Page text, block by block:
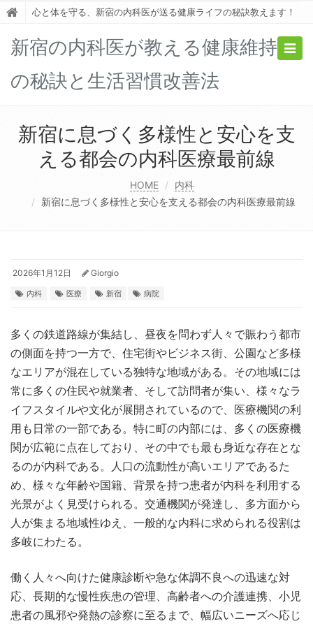
心と体を守る、新宿の内科医が送る健康ライフの秘訣教えます！
新宿の内科医が教える健康維持
の秘訣と生活習慣改善法
新宿に息づく多様性と安心を支
える都会の内科医療最前線
HOME
内科
新宿に息づく多様性と安心を支える都会の内科医療最前線
2026年1月12日 Giorgio
内科 医療 新宿 病院
多くの鉄道路線が集結し、昼夜を問わず人々で賑わう都市
の側面を持つ一方で、住宅街やビジネス街、公園など多様
なエリアが混在している独特な地域がある。 その地域には
常に多くの住民や就業者、そして訪問者が集い、様々なラ
イフスタイルや文化が展開されているので、医療機関の利
用も日常の一部である。特に町の内部には、多くの医療機
関が広範に点在しており、その中でも最も身近な存在とな
るのが内科である。人口の流動性が高いエリアであるた
め、様々な年齢や国籍、背景を持つ患者が内科を利用する
光景がよく見受けられる。交通機関が発達し、多方面から
人が集まる地域性ゆえ、一般的な内科に求められる役割は
多岐にわたる。
働く人々へ向けた健康診断や急な体調不良への迅速な対
応、長期的な慢性疾患の管理、高齢者への介護連携、小児
患者の風邪や発熱の診察に至るまで、幅広いニーズへ応じ